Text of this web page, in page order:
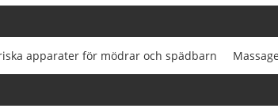
apparater för mödrar och spädbarn